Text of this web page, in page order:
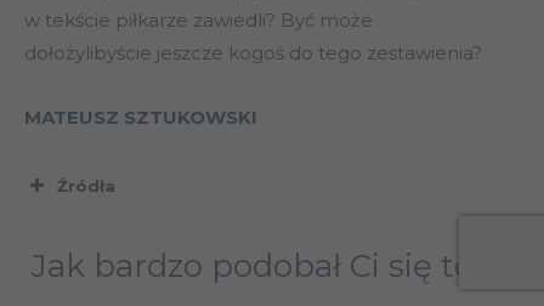
w tekście piłkarze zawiedli? Być może
dołożylibyście jeszcze kogoś do tego zestawienia?
MATEUSZ SZTUKOWSKI
Źródła
transferowe
Jak bardzo podobał Ci się ten